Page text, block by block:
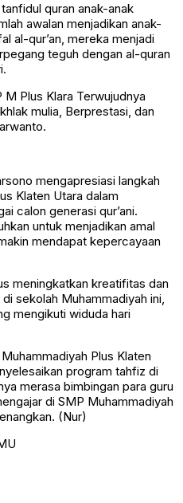
quran anak-anak
awalan menjadikan anak-
al-qur’an, mereka menjadi
teguh dengan al-quran
M Plus Klara Terwujudnya
mulia, Berprestasi, dan
mengapresiasi langkah
Klaten Utara dalam
calon generasi qur’ani.
untuk menjadikan amal
mendapat kepercayaan
meningkatkan kreatifitas dan
sekolah Muhammadiyah ini,
mengikuti widuda hari
Plus Klaten
program tahfiz di
merasa bimbingan para guru
di SMP Muhammadiyah
(Nur)